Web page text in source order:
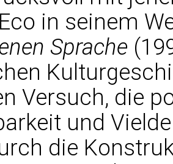
in seinem
Sprache
Versuch, die
und
die